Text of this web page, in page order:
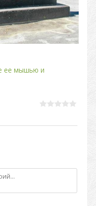
ее мышью и